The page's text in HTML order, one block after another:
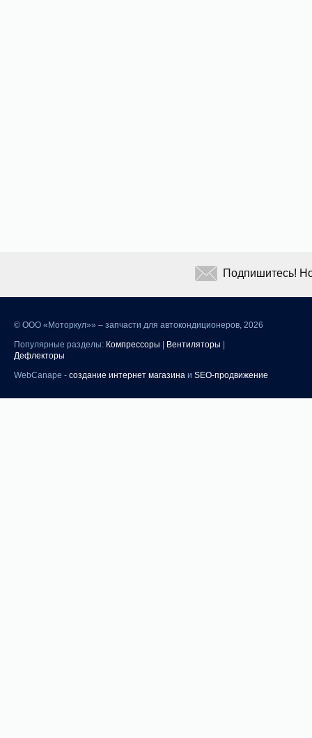
© ООО «Моторкул»» – запчасти для автокондиционеров, 2026
Популярные разделы: Компрессоры Вентиляторы
Дефлекторы
WebCanape - создание интернет магазина и SEO-продвижение
Подпишитесь!